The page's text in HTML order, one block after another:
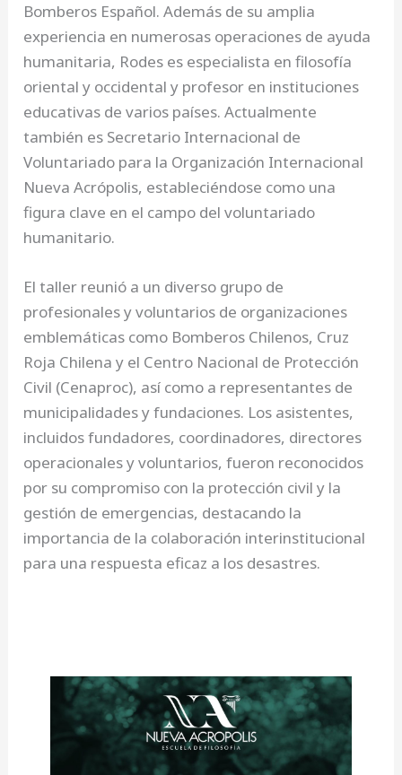
Bomberos Español. Además de su amplia
experiencia en numerosas operaciones de ayuda
humanitaria, Rodes es especialista en filosofía
oriental y occidental y profesor en instituciones
educativas de varios países. Actualmente
también es Secretario Internacional de
Voluntariado para la Organización Internacional
Nueva Acrópolis, estableciéndose como una
figura clave en el campo del voluntariado
humanitario.
El taller reunió a un diverso grupo de
profesionales y voluntarios de organizaciones
emblemáticas como Bomberos Chilenos, Cruz
Roja Chilena y el Centro Nacional de Protección
Civil (Cenaproc), así como a representantes de
municipalidades y fundaciones. Los asistentes,
incluidos fundadores, coordinadores, directores
operacionales y voluntarios, fueron reconocidos
por su compromiso con la protección civil y la
gestión de emergencias, destacando la
importancia de la colaboración interinstitucional
para una respuesta eficaz a los desastres.